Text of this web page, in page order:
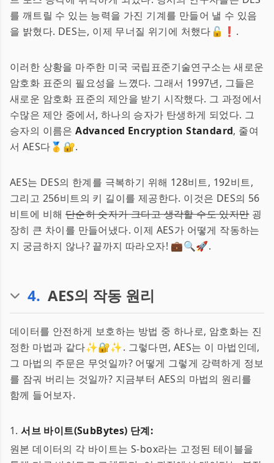
를 깨트릴 수 있는 능력을 가진 기계를 만들어 낼 수 있음
을 밝혔다. DES는, 이제 무너질 위기에 처했다🔓❗.
이러한 상황을 마주한 미국 국립표준기술연구소는 새로운
암호화 표준의 필요성을 느꼈다. 그래서 1997년, 그들은
새로운 암호화 표준의 제안을 받기 시작했다. 그 과정에서
수많은 제안 중에서, 하나의 승자가 탄생하게 되었다. 그
승자의 이름은Advanced Encryption Standard, 줄여
서 AES다🥇🔐.
AES는 DES의 한계를 극복하기 위해 128비트, 192비트,
그리고 256비트의 키 길이를 제공한다. 이것은 DES의 56
비트에 비해단순히 숫자가 크다고 생각할 수도 있지만굉
장히 큰 차이를 만들어냈다. 이제 AES가 어떻게 작동하는
지 궁금하지 않나? 끝까지 따라오자! 💼🔍🚀.
4. AES의 작동 원리
데이터를 안전하게 보호하는 방법 중 하나로, 암호화는 진
정한 마법과 같다✨🔐✨. 그렇다면, AES는 이 마법인데,
그 마법의 주문은 무엇일까? 어떻게 그렇게 강력하게 정보
를 잠궈 버리는 것일까? 지금부터 AES의 마법의 원리를
함께 들어보자.
1.서브 바이트(SubBytes) 단계:
원본 데이터의 각 바이트는 S-box라는 고정된 테이블을